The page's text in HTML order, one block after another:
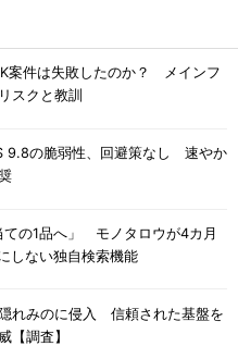
案件は失敗したのか？ メインフ
スクと教訓
9.8の脆弱性、回避策なし 速やか
ての1品へ」 モノタロウが4カ月
しない独自検索機能
隠れみのに侵入 信頼された基盤を
【調査】